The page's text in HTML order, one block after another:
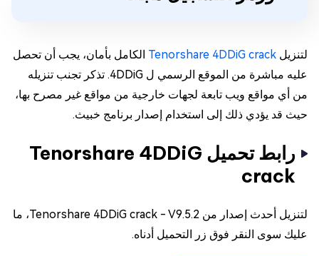
لتنزيل Tenorshare 4DDiG crack الكامل بأمان، يجب أن تحصل
عليه مباشرة من الموقع الرسمي ل 4DDiG. تذكر تجنب تنزيله
من أي مواقع ويب تابعة لجهات خارجية من مواقع غير مصرح بها،
حيث قد يؤدي ذلك إلى استخدام إصدار برنامج خبيث.
رابط تحميل Tenorshare 4DDiG
crack
لتنزيل أحدث إصدار من Tenorshare 4DDiG crack - V9.5.2، ما
عليك سوى النقر فوق زر التحميل أدناه.